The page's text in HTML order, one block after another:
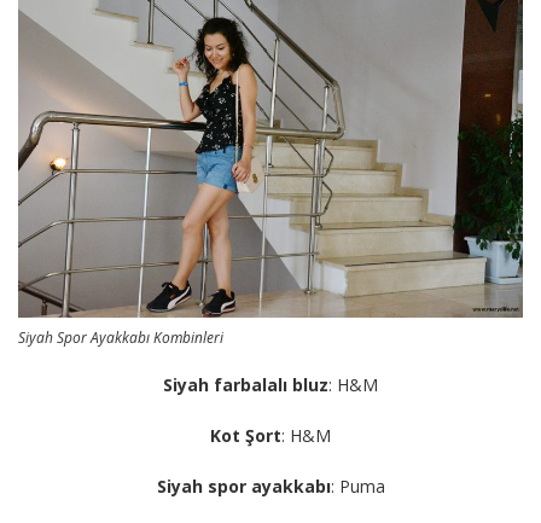
Siyah Spor Ayakkabı Kombinleri
Siyah farbalalı bluz: H&M
Kot Şort: H&M
Siyah spor ayakkabı: Puma